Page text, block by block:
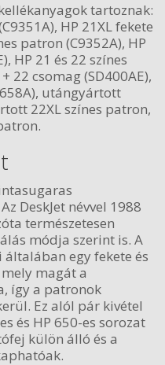
tartoznak:
HP 21XL fekete
patron (C9352A), HP
HP 21 és 22 színes
22 csomag (SD400AE),
utángyártott
22XL színes patron,
DeskJet névvel 1988
természetesen
módja szerint is. A
egy fekete és
magát a
így a patronok
Ez alól pár kivétel
és HP 650-es sorozat
külön álló és a